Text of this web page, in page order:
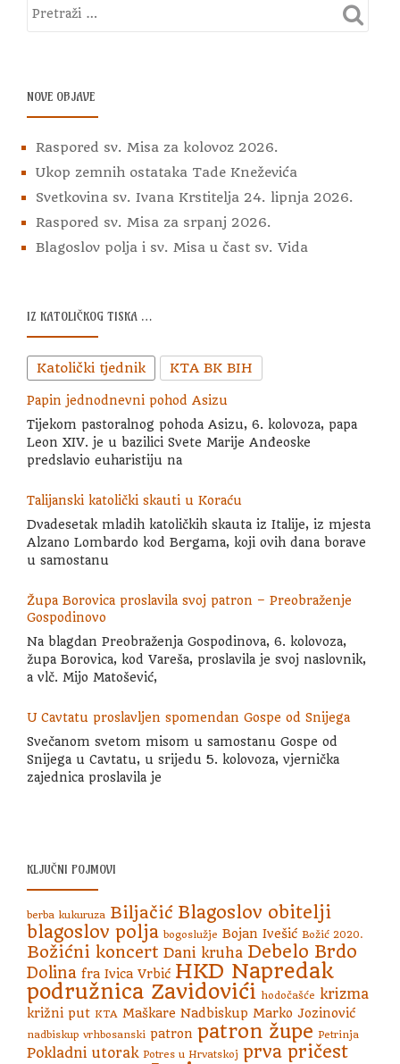
NOVE OBJAVE
Raspored sv. Misa za kolovoz 2026.
Ukop zemnih ostataka Tade Kneževića
Svetkovina sv. Ivana Krstitelja 24. lipnja 2026.
Raspored sv. Misa za srpanj 2026.
Blagoslov polja i sv. Misa u čast sv. Vida
IZ KATOLIČKOG TISKA …
Katolički tjednik KTA BK BIH
Papin jednodnevni pohod Asizu
Tijekom pastoralnog pohoda Asizu, 6. kolovoza, papa
Leon XIV. je u bazilici Svete Marije Anđeoske
predslavio euharistiju na
Talijanski katolički skauti u Koraću
Dvadesetak mladih katoličkih skauta iz Italije, iz mjesta
Alzano Lombardo kod Bergama, koji ovih dana borave
u samostanu
Župa Borovica proslavila svoj patron – Preobraženje
Gospodinovo
Na blagdan Preobraženja Gospodinova, 6. kolovoza,
župa Borovica, kod Vareša, proslavila je svoj naslovnik,
a vlč. Mijo Matošević,
U Cavtatu proslavljen spomendan Gospe od Snijega
Svečanom svetom misom u samostanu Gospe od
Snijega u Cavtatu, u srijedu 5. kolovoza, vjernička
zajednica proslavila je
KLJUČNI POJMOVI
berba kukuruza Biljačić Blagoslov obitelji
blagoslov polja bogoslužje Bojan Ivešić Božić 2020.
Božićni koncert Dani kruha Debelo Brdo
Dolina fra Ivica Vrbić HKD Napredak
podružnica Zavidovići hodočašće krizma
križni put KTA Maškare Nadbiskup Marko Jozinović
nadbiskup vrhbosanski patron patron župe Petrinja
Pokladni utorak Potres u Hrvatskoj prva pričest